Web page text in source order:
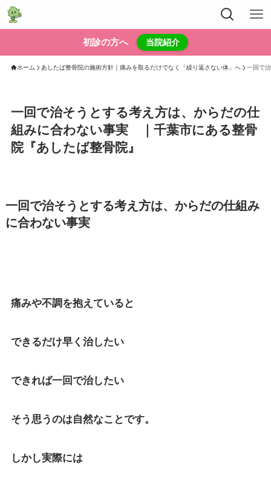
初診の方へ 当院紹介
ホーム あしたば整骨院の施術方針｜痛みを取るだけでなく「繰り返さない体」へ 一回で
一回で治そうとする考え方は、からだの仕
組みに合わない事実 ｜千葉市にある整骨
院『あしたば整骨院』
一回で治そうとする考え方は、からだの仕組み
に合わない事実
痛みや不調を抱えていると
できるだけ早く治したい
できれば一回で治したい
そう思うのは自然なことです。
しかし実際には